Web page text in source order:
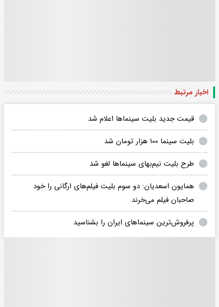
اخبار مرتبط
قیمت جدید بلیت سینما‌ها اعلام شد
بلیت سینما ۱۰۰ هزار تومان شد
طرح بلیت نیم‌بهای سینماها لغو شد
همایون اسعدیان: دو سوم بلیت فیلم‌های ارگانی را خود
صاحبان فیلم می‌خرند
پرفروش‌ترین سینماهای ایران را بشناسید